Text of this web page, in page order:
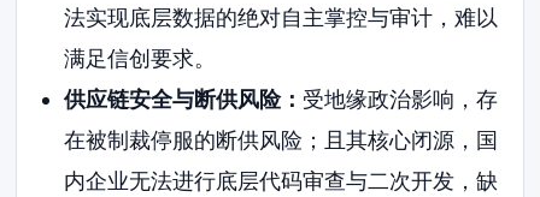
法实现底层数据的绝对自主掌控与审计，难以
满足信创要求。
供应链安全与断供风险： 受地缘政治影响，存
在被制裁停服的断供风险；且其核心闭源，国
内企业无法进行底层代码审查与二次开发，缺